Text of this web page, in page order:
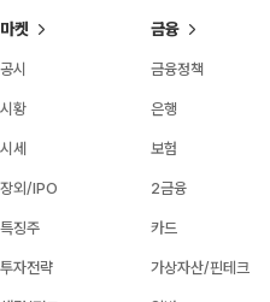
마켓
공시
시황
시세
장외/IPO
특징주
투자전략
금융
금융정책
은행
보험
2금융
카드
가상자산/핀테크